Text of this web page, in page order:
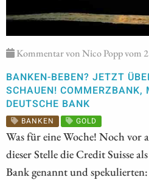
Kommentar von Nico Popp vom
BANKEN-BEBEN? JETZT
SCHAUEN! COMMERZBANK,
DEUTSCHE BANK
BANKEN GOLD
Was für eine Woche! Noch vor
dieser Stelle die Credit Suisse
Bank genannt und spekulierten: